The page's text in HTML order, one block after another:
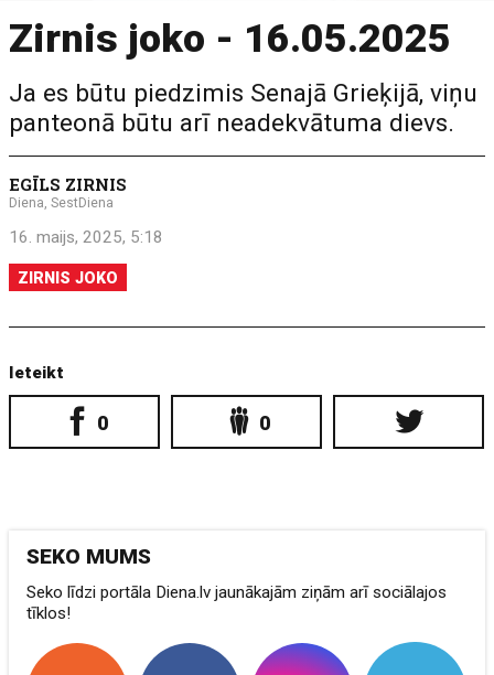
Zirnis joko - 16.05.2025
Ja es būtu piedzimis Senajā Grieķijā, viņu
panteonā būtu arī neadekvātuma dievs.
EGĪLS ZIRNIS
Diena, SestDiena
16. maijs, 2025, 5:18
ZIRNIS JOKO
Ieteikt
0 0
SEKO MUMS
Seko līdzi portāla Diena.lv jaunākajām ziņām arī sociālajos
tīklos!